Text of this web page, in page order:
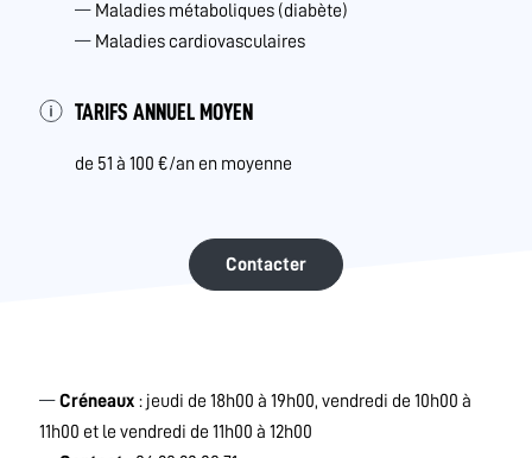
Maladies métaboliques (diabète)
Maladies cardiovasculaires
TARIFS ANNUEL MOYEN
de 51 à 100 €/an en moyenne
Contacter
Créneaux : jeudi de 18h00 à 19h00, vendredi de 10h00 à
11h00 et le vendredi de 11h00 à 12h00